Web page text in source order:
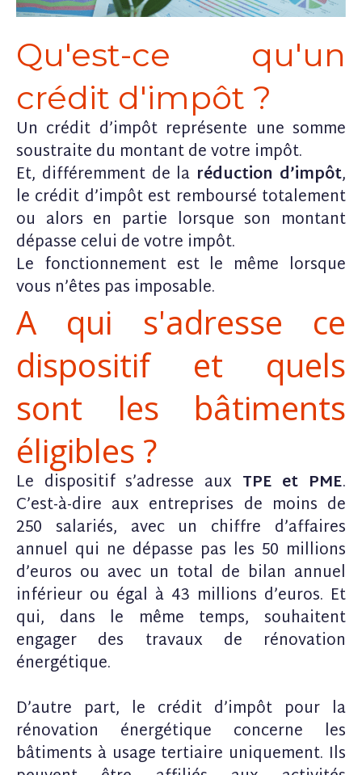
Qu'est-ce qu'un
crédit d'impôt ?
Un crédit d’impôt représente une somme
soustraite du montant de votre impôt.
Et, différemment de la réduction d’impôt,
le crédit d’impôt est remboursé totalement
ou alors en partie lorsque son montant
dépasse celui de votre impôt.
Le fonctionnement est le même lorsque
vous n’êtes pas imposable.
A qui s'adresse ce
dispositif et quels
sont les bâtiments
éligibles ?
Le dispositif s’adresse aux TPE et PME.
C’est-à-dire aux entreprises de moins de
250 salariés, avec un chiffre d’affaires
annuel qui ne dépasse pas les 50 millions
d’euros ou avec un total de bilan annuel
inférieur ou égal à 43 millions d’euros. Et
qui, dans le même temps, souhaitent
engager des travaux de rénovation
énergétique.
D’autre part, le crédit d’impôt pour la
rénovation énergétique concerne les
bâtiments à usage tertiaire uniquement. Ils